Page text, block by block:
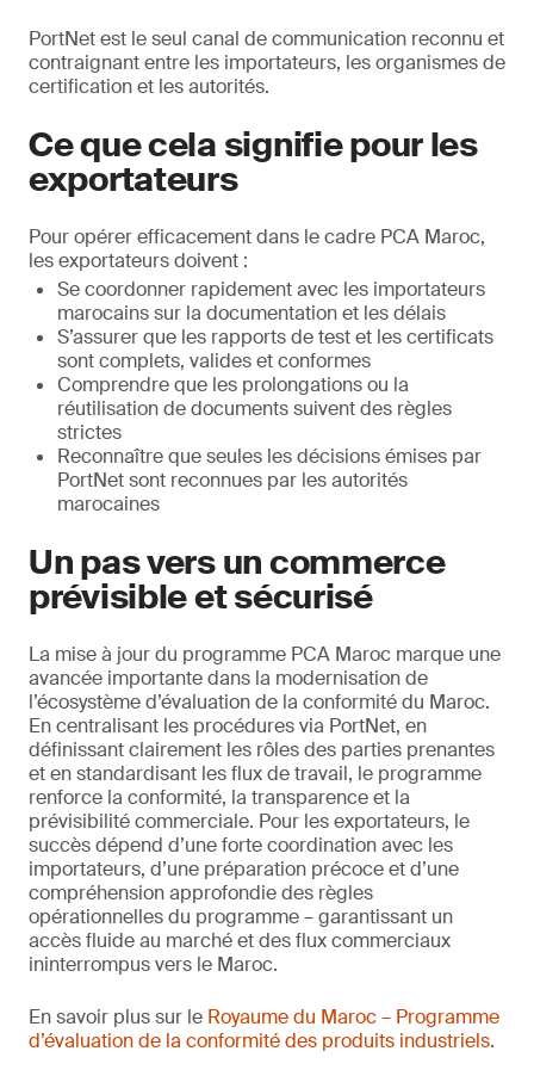
PortNet est le seul canal de communication reconnu et
contraignant entre les importateurs, les organismes de
certification et les autorités.
Ce que cela signifie pour les
exportateurs
Pour opérer efficacement dans le cadre PCA Maroc,
les exportateurs doivent :
Se coordonner rapidement avec les importateurs
marocains sur la documentation et les délais
S’assurer que les rapports de test et les certificats
sont complets, valides et conformes
Comprendre que les prolongations ou la
réutilisation de documents suivent des règles
strictes
Reconnaître que seules les décisions émises par
PortNet sont reconnues par les autorités
marocaines
Un pas vers un commerce
prévisible et sécurisé
La mise à jour du programme PCA Maroc marque une
avancée importante dans la modernisation de
l’écosystème d’évaluation de la conformité du Maroc.
En centralisant les procédures via PortNet, en
définissant clairement les rôles des parties prenantes
et en standardisant les flux de travail, le programme
renforce la conformité, la transparence et la
prévisibilité commerciale. Pour les exportateurs, le
succès dépend d’une forte coordination avec les
importateurs, d’une préparation précoce et d’une
compréhension approfondie des règles
opérationnelles du programme – garantissant un
accès fluide au marché et des flux commerciaux
ininterrompus vers le Maroc.
En savoir plus sur le Royaume du Maroc – Programme
d’évaluation de la conformité des produits industriels.